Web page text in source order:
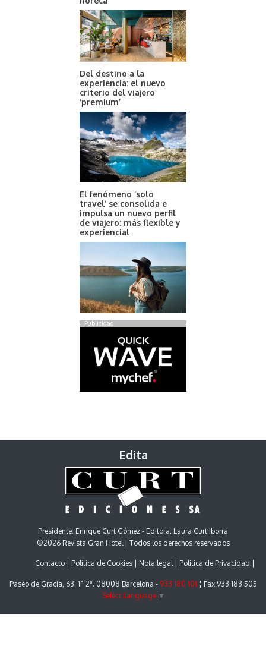
Del destino a la
experiencia: el nuevo
criterio del viajero
‘premium’
El fenómeno ‘solo
travel’ se consolida e
impulsa un nuevo perfil
de viajero: más flexible y
experiencial
Publicidad
Edita
Presidente: Enrique Curt Gómez - Editora: Laura Curt Iborra
©2026 Revista Gran Hotel | Todos los derechos reservados
Contacto Política de Cookies Nota legal Politica de Privacidad
Paseo de Gracia, 63. 1º 2ª. 08008 Barcelona - 933 180 101 ¦ Fax 933 183 505
Select Language ▼